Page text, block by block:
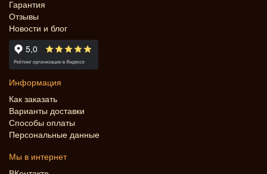
Гарантия
Отзывы
Новости и блог
Информация
Как заказать
Варианты доставки
Способы оплаты
Персональные данные
Мы в интернет